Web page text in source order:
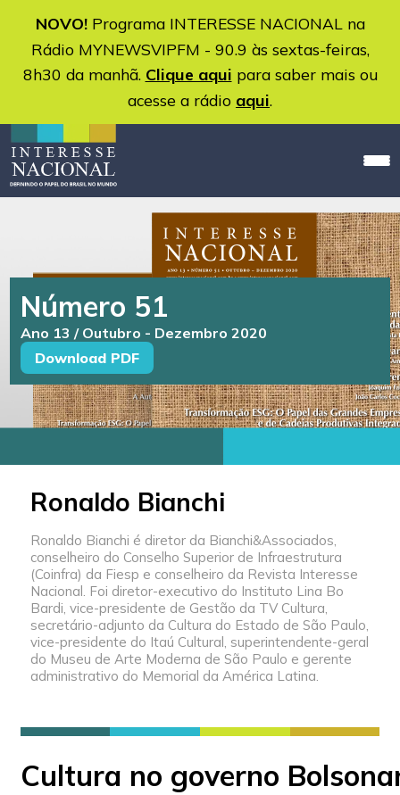
NOVO!Programa INTERESSE NACIONAL na
Rádio MYNEWSVIPFM - 90.9 às sextas-feiras,
8h30 da manhã. Clique aqui para saber mais ou
acesse a rádio aqui.
Número 51
Ano 13 / Outubro - Dezembro 2020
Download PDF
Ronaldo Bianchi
Ronaldo Bianchi é diretor da Bianchi&Associados,
conselheiro do Conselho Superior de Infraestrutura
(Coinfra) da Fiesp e conselheiro da Revista Interesse
Nacional. Foi diretor-executivo do Instituto Lina Bo
Bardi, vice-presidente de Gestão da TV Cultura,
secretário-adjunto da Cultura do Estado de São Paulo,
vice-presidente do Itaú Cultural, superintendente-geral
do Museu de Arte Moderna de São Paulo e gerente
administrativo do Memorial da América Latina.
Cultura no governo